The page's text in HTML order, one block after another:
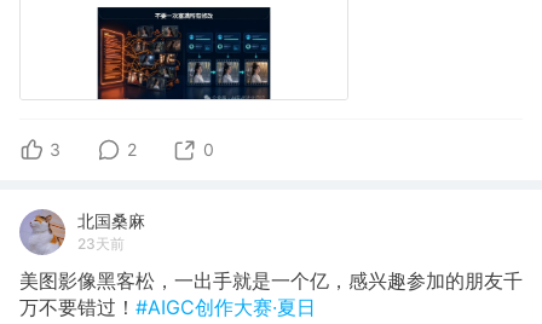
3 2 0
北国桑麻
23天前
美图影像黑客松，一出手就是一个亿，感兴趣参加的朋友千
万不要错过！ #AIGC创作大赛·夏日